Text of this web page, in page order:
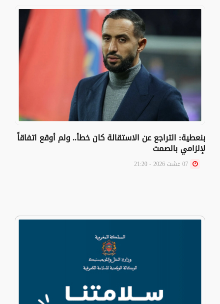
بنعطية: التراجع عن الاستقالة كان خطأ.. ولم أوقع اتفاقاً
لإلزامي بالصمت